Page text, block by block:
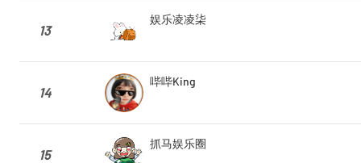
13
娱乐凌凌柒
14
哔哔King
15
抓马娱乐圈